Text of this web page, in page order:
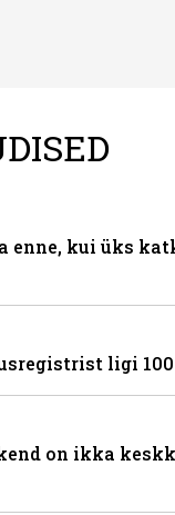
enne, kui üks
ligi
on ikka